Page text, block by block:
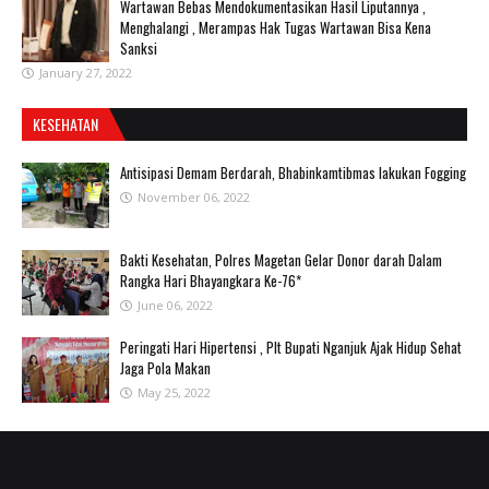
Wartawan Bebas Mendokumentasikan Hasil Liputannya ,
Menghalangi , Merampas Hak Tugas Wartawan Bisa Kena
Sanksi
January 27, 2022
KESEHATAN
Antisipasi Demam Berdarah, Bhabinkamtibmas lakukan Fogging
November 06, 2022
Bakti Kesehatan, Polres Magetan Gelar Donor darah Dalam
Rangka Hari Bhayangkara Ke-76*
June 06, 2022
Peringati Hari Hipertensi , Plt Bupati Nganjuk Ajak Hidup Sehat
Jaga Pola Makan
May 25, 2022